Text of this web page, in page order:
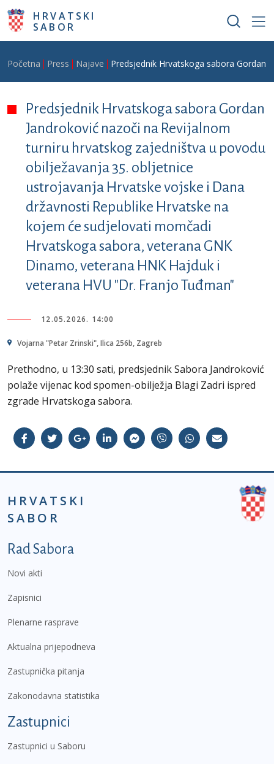
Skoči na glavni sadržaj
HRVATSKI
SABOR
Breadcrumb
Početna Press Najave Predsjednik Hrvatskoga sabora Gordan
Predsjednik Hrvatskoga sabora Gordan
Jandroković nazoči na Revijalnom
turniru hrvatskog zajedništva u povodu
obilježavanja 35. obljetnice
ustrojavanja Hrvatske vojske i Dana
državnosti Republike Hrvatske na
kojem će sudjelovati momčadi
Hrvatskoga sabora, veterana GNK
Dinamo, veterana HNK Hajduk i
veterana HVU "Dr. Franjo Tuđman"
12.05.2026. 14:00
Vojarna "Petar Zrinski", Ilica 256b, Zagreb
Prethodno, u 13:30 sati, predsjednik Sabora Jandroković
polaže vijenac kod spomen-obilježja Blagi Zadri ispred
zgrade Hrvatskoga sabora.
HRVATSKI
SABOR
Podnožje prvi izbornik
Rad Sabora
Novi akti
Zapisnici
Plenarne rasprave
Aktualna prijepodneva
Zastupnička pitanja
Zakonodavna statistika
Zastupnici
Zastupnici u Saboru